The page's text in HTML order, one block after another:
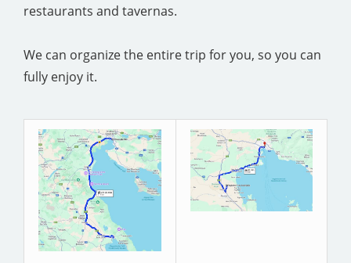
restaurants and tavernas.
We can organize the entire trip for you, so you can
fully enjoy it.